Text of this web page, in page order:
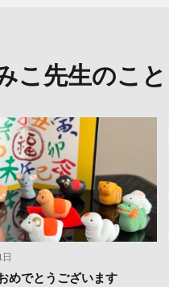
こ先生のこと
めでとうございます